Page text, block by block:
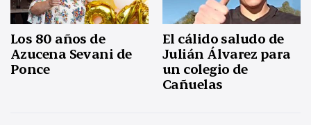
Los 80 años de
Azucena Sevani de
Ponce
El cálido saludo de
Julián Álvarez para
un colegio de
Cañuelas